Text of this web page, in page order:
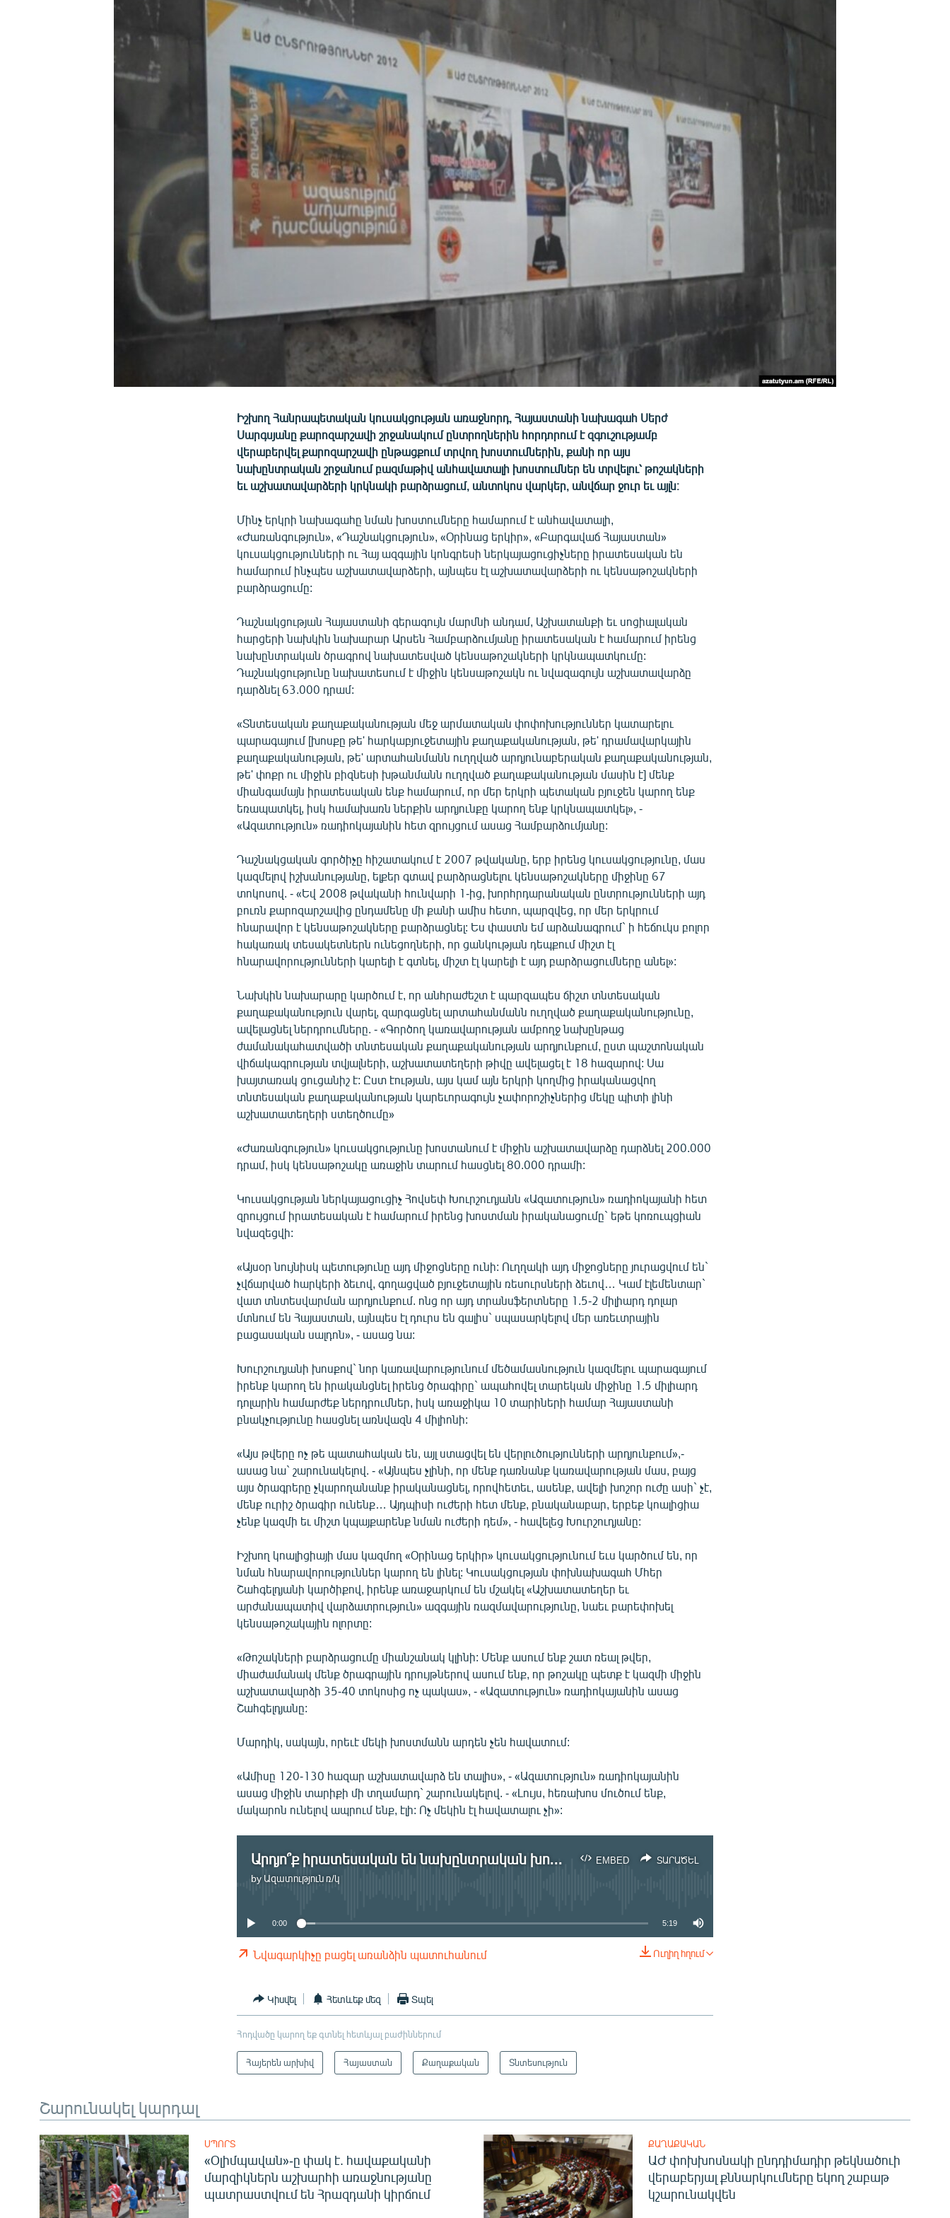
ՄԵԿՆԱԲԱՆՈՒԹՅՈՒՆ
ՁԳՏԵԼՈՎ ԼԱՎԱԳՈՒՅՆԻՆ
Իշխող Հանրապետական կուսակցության առաջնորդ, Հայաստանի նախագահ Սերժ
Սարգսյանը քարոզարշավի շրջանակում ընտրողներին հորդորում է զգուշությամբ
վերաբերվել քարոզարշավի ընթացքում տրվող խոստումներին, քանի որ այս
նախընտրական շրջանում բազմաթիվ անհավատալի խոստումներ են տրվելու՝ թոշակների
եւ աշխատավարձերի կրկնակի բարձրացում, անտոկոս վարկեր, անվճար ջուր եւ այլն։
Մինչ երկրի նախագահը նման խոստումները համարում է անհավատալի,
«Ժառանգություն», «Դաշնակցություն», «Օրինաց երկիր», «Բարգավաճ Հայաստան»
կուսակցությունների ու Հայ ազգային կոնգրեսի ներկայացուցիչները իրատեսական են
համարում ինչպես աշխատավարձերի, այնպես էլ աշխատավարձերի ու կենսաթոշակների
բարձրացումը:
Դաշնակցության Հայաստանի գերագույն մարմնի անդամ, Աշխատանքի եւ սոցիալական
հարցերի նախկին նախարար Արսեն Համբարձումյանը իրատեսական է համարում իրենց
նախընտրական ծրագրով նախատեսված կենսաթոշակների կրկնապատկումը:
Դաշնակցությունը նախատեսում է միջին կենսաթոշակն ու նվազագույն աշխատավարձը
դարձնել 63.000 դրամ:
«Տնտեսական քաղաքականության մեջ արմատական փոփոխություններ կատարելու
պարագայում [խոսքը թե' հարկաբյուջետային քաղաքականության, թե' դրամավարկային
քաղաքականության, թե' արտահանմանն ուղղված արդյունաբերական քաղաքականության,
թե' փոքր ու միջին բիզնեսի խթանմանն ուղղված քաղաքականության մասին է] մենք
միանգամայն իրատեսական ենք համարում, որ մեր երկրի պետական բյուջեն կարող ենք
եռապատկել, իսկ համախառն ներքին արդյունքը կարող ենք կրկնապատկել», -
«Ազատություն» ռադիոկայանին հետ զրույցում ասաց Համբարձումյանը:
Դաշնակցական գործիչը հիշատակում է 2007 թվականը, երբ իրենց կուսակցությունը, մաս
կազմելով իշխանությանը, ելքեր գտավ բարձրացնելու կենսաթոշակները միջինը 67
տոկոսով. - «Եվ 2008 թվականի հունվարի 1-ից, խորհրդարանական ընտրությունների այդ
բուռն քարոզարշավից ընդամենը մի քանի ամիս հետո, պարզվեց, որ մեր երկրում
հնարավոր է կենսաթոշակները բարձրացնել: Ես փաստն եմ արձանագրում` ի հեճուկս բոլոր
հակառակ տեսակետներն ունեցողների, որ ցանկության դեպքում միշտ էլ
հնարավորությունների կարելի է գտնել, միշտ էլ կարելի է այդ բարձրացումները անել»:
Նախկին նախարարը կարծում է, որ անհրաժեշտ է պարզապես ճիշտ տնտեսական
քաղաքականություն վարել, զարգացնել արտահանմանն ուղղված քաղաքականությունը,
ավելացնել ներդրումները. - «Գործող կառավարության ամբողջ նախընթաց
ժամանակահատվածի տնտեսական քաղաքականության արդյունքում, ըստ պաշտոնական
վիճակագրության տվյալների, աշխատատեղերի թիվը ավելացել է 18 հազարով: Սա
խայտառակ ցուցանիշ է: Ըստ էության, այս կամ այն երկրի կողմից իրականացվող
տնտեսական քաղաքականության կարեւորագույն չափորոշիչներից մեկը պիտի լինի
աշխատատեղերի ստեղծումը»
«Ժառանգություն» կուսակցությունը խոստանում է միջին աշխատավարձը դարձնել 200.000
դրամ, իսկ կենսաթոշակը առաջին տարում հասցնել 80.000 դրամի:
Կուսակցության ներկայացուցիչ Հովսեփ Խուրշուդյանն «Ազատություն» ռադիոկայանի հետ
զրույցում իրատեսական է համարում իրենց խոստման իրականացումը` եթե կոռուպցիան
նվազեցվի:
«Այսօր նույնիսկ պետությունը այդ միջոցները ունի: Ուղղակի այդ միջոցները յուրացվում են`
չվճարված հարկերի ձեւով, գողացված բյուջետային ռեսուրսների ձեւով… Կամ էլեմենտար`
վատ տնտեսվարման արդյունքում. ոնց որ այդ տրանսֆերտները 1.5-2 միլիարդ դոլար
մտնում են Հայաստան, այնպես էլ դուրս են գալիս` սպասարկելով մեր առեւտրային
բացասական սալդոն», - ասաց նա:
Խուրշուդյանի խոսքով` նոր կառավարությունում մեծամասնություն կազմելու պարագայում
իրենք կարող են իրականցնել իրենց ծրագիրը` ապահովել տարեկան միջինը 1.5 միլիարդ
դոլարին համարժեք ներդրումներ, իսկ առաջիկա 10 տարիների համար Հայաստանի
բնակչությունը հասցնել առնվազն 4 միլիոնի:
«Այս թվերը ոչ թե պատահական են, այլ ստացվել են վերլուծությունների արդյունքում»,-
ասաց նա` շարունակելով. - «Այնպես չլինի, որ մենք դառնանք կառավարության մաս, բայց
այս ծրագրերը չկարողանանք իրականացնել, որովհետեւ, ասենք, ավելի խոշոր ուժը ասի` չէ,
մենք ուրիշ ծրագիր ունենք… Այդպիսի ուժերի հետ մենք, բնականաբար, երբեք կոալիցիա
չենք կազմի եւ միշտ կպայքարենք նման ուժերի դեմ», - հավելեց Խուրշուդյանը:
Իշխող կոալիցիայի մաս կազմող «Օրինաց երկիր» կուսակցությունում եւս կարծում են, որ
նման հնարավորություններ կարող են լինել: Կուսակցության փոխնախագահ Մհեր
Շահգելդյանի կարծիքով, իրենք առաջարկում են մշակել «Աշխատատեղեր եւ
արժանապատիվ վարձատրություն» ազգային ռազմավարությունը, նաեւ բարեփոխել
կենսաթոշակային ոլորտը:
«Թոշակների բարձրացումը միանշանակ կլինի: Մենք ասում ենք շատ ռեալ թվեր,
միաժամանակ մենք ծրագրային դրույթներով ասում ենք, որ թոշակը պետք է կազմի միջին
աշխատավարձի 35-40 տոկոսից ոչ պակաս», - «Ազատություն» ռադիոկայանին ասաց
Շահգելդյանը:
Մարդիկ, սակայն, որեւէ մեկի խոստմանն արդեն չեն հավատում:
«Ամիսը 120-130 հազար աշխատավարձ են տալիս», - «Ազատություն» ռադիոկայանին
ասաց միջին տարիքի մի տղամարդ` շարունակելով. - «Լույս, հեռախոս մուծում ենք,
մակարոն ունելով ապրում ենք, էլի: Ոչ մեկին էլ հավատալու չի»:
EMBED ՏԱՐԱԾԵԼ
Արդյո՞ք իրատեսական են նախընտրական խոստումները
by Ազատություն ռ/կ
ՏԱՐԱԾԵԼ
0:00 5:19
Ուղիղ հղում
Նվագարկիչը բացել առանձին պատուհանում
Կիսվել Հետևեք մեզ Տպել
Հոդվածը կարող եք գտնել հետևյալ բաժիններում
Հայերեն արխիվ Հայաստան Քաղաքական Տնտեսություն
Շարունակել կարդալ
ՍՊՈՐՏ
«Օլիմպավան»-ը փակ է. հավաքականի
մարզիկներն աշխարհի առաջնությանը
պատրաստվում են Հրազդանի կիրճում
ՔԱՂԱՔԱԿԱՆ
ԱԺ փոխխոսնակի ընդդիմադիր թեկնածուի
վերաբերյալ քննարկումները եկող շաբաթ
կշարունակվեն